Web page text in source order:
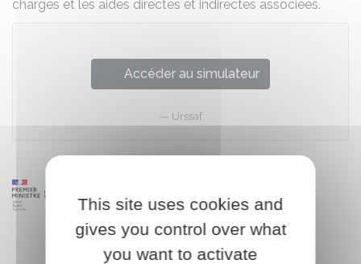
charges et les aides directes et indirectes associées.
Accéder au simulateur
Urssaf
This site uses cookies and
gives you control over what
you want to activate